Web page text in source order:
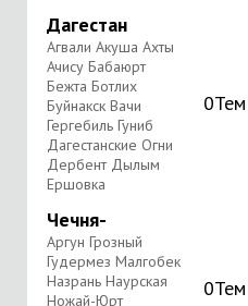
Дагестан
Агвали Акуша Ахты
Ачису Бабаюрт
Бежта Ботлих
Буйнакск Вачи
Гергебиль Гуниб
Дагестанские Огни
Дербент Дылым
Ершовка
0Тем
Чечня-
Аргун Грозный
Гудермез Малгобек
Назрань Наурская
Ножай-Юрт
0Тем